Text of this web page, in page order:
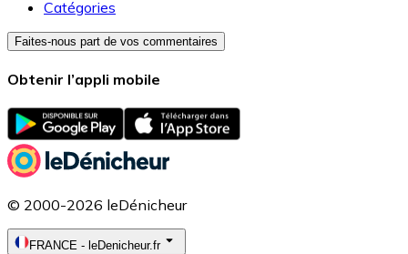
Catégories
Faites-nous part de vos commentaires
Obtenir l’appli mobile
© 2000-2026 leDénicheur
FRANCE - leDenicheur.fr